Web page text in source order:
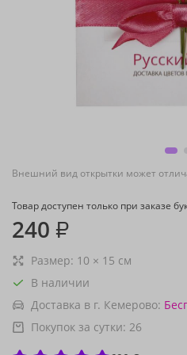
Внешний вид открытки может
Товар доступен только при заказе
240 ₽
Размер: 10 × 15 см
В наличии
Доставка в г. Кемерово:
Покупок за сутки: 26